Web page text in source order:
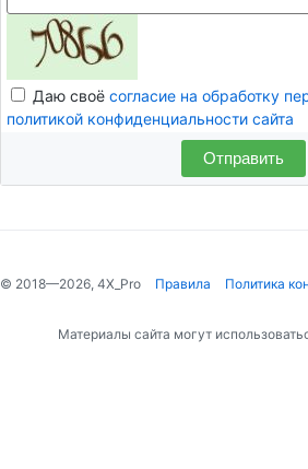
Даю своё согласие на обработку
политикой конфиденциальности сайта
Отправить
© 2018—2026, 4X_Pro Правила Политика
Материалы сайта могут